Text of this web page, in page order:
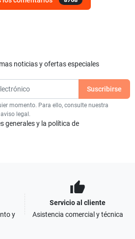
noticias y ofertas especiales
momento. Para ello, consulte nuestra
legal.
generales y la política de
y
thumb_up
Servicio al cliente
Asistencia comercial y técnica